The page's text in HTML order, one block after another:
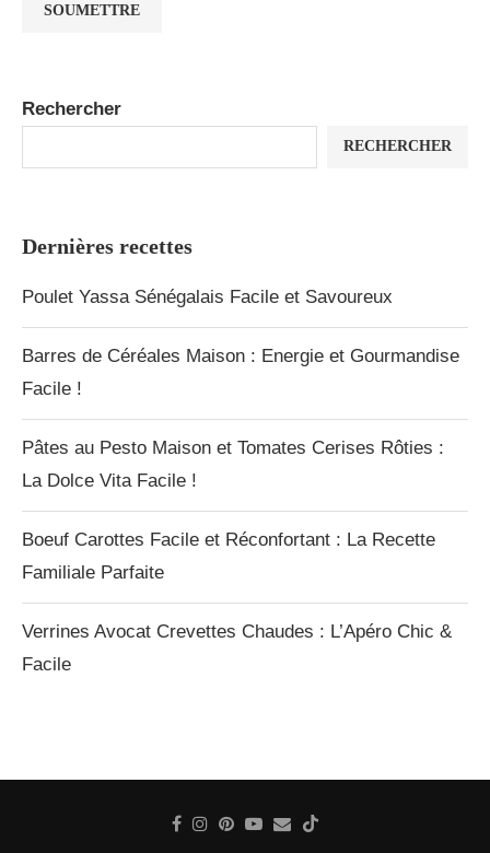
Rechercher
RECHERCHER
Dernières recettes
Poulet Yassa Sénégalais Facile et Savoureux
Barres de Céréales Maison : Energie et Gourmandise
Facile !
Pâtes au Pesto Maison et Tomates Cerises Rôties :
La Dolce Vita Facile !
Boeuf Carottes Facile et Réconfortant : La Recette
Familiale Parfaite
Verrines Avocat Crevettes Chaudes : L’Apéro Chic &
Facile